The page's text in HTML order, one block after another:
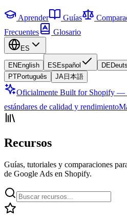
Aprender Guías
Frecuentes
Glosario
ES
EN English ES Español DE
PTPortuguês JA 日本語
Oficialmente Built for Shopify —
estándares de calidad y rendimiento
Recursos
Guías, tutoriales y comparaciones
de Google Ads en Shopify.